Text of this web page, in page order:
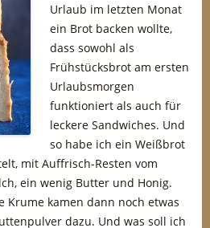
Urlaub im letzten Monat
ein Brot backen wollte,
dass sowohl als
Frühstücksbrot am ersten
Urlaubsmorgen
funktioniert als auch für
leckere Sandwiches. Und
so habe ich ein Weißbrot
mit Auffrisch-Resten vom
ein wenig Butter und Honig.
Krume kamen dann noch etwas
dazu. Und was soll ich